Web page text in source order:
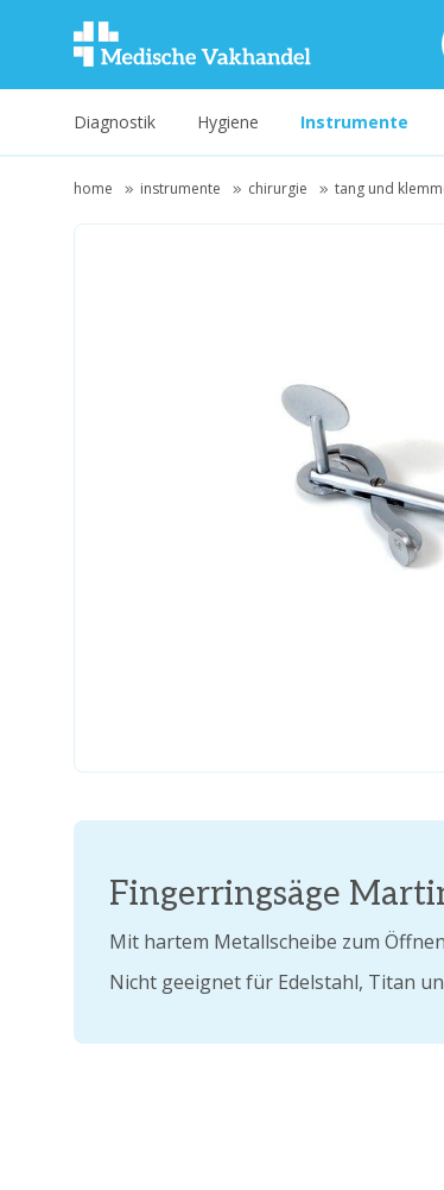
Diagnostik Hygiene Instrumente
home instrumente chirurgie tang und
Fingerringsäge
Mit hartem Metallscheibe zum
Nicht geeignet für Edelstahl, Titan